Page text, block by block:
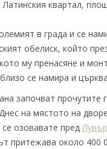
квартал,
в града и се
обелиск, който
му пренасяне и
се намира и
започват
на мястото на
се озовавате пред
притежава около 400